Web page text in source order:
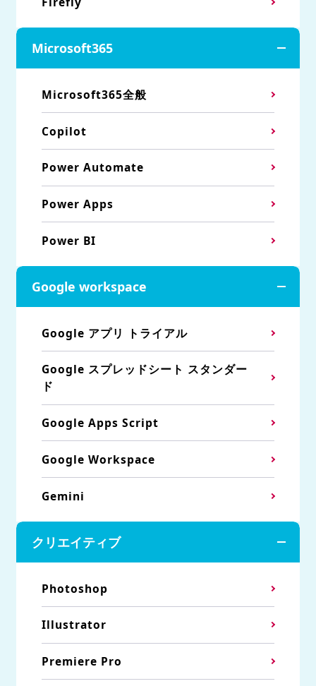
Microsoft365
Microsoft365全般
Copilot
Power Automate
Power Apps
Power BI
Google workspace
Google アプリ トライアル
Google スプレッドシート スタンダー
ド
Google Apps Script
Google Workspace
Gemini
クリエイティブ
Photoshop
Illustrator
Premiere Pro